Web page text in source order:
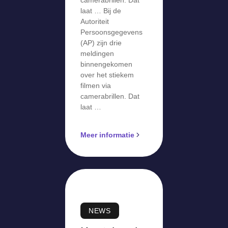
laat … Bij de
Autoriteit
Persoonsgegevens
(AP) zijn drie
meldingen
binnengekomen
over het stiekem
filmen via
camerabrillen. Dat
laat …
Meer informatie
NEWS